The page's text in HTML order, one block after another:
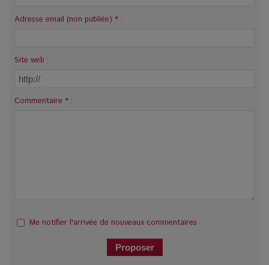
Adresse email (non publiée) * :
Site web :
Commentaire * :
Me notifier l'arrivée de nouveaux commentaires